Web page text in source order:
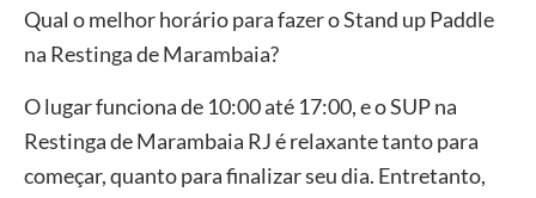
Qual o melhor horário para fazer o Stand up Paddle
na Restinga de Marambaia?
O lugar funciona de 10:00 até 17:00, e o SUP na
Restinga de Marambaia RJ é relaxante tanto para
começar, quanto para finalizar seu dia. Entretanto,